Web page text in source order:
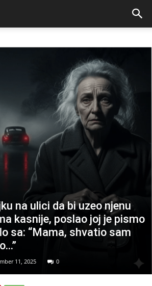
na ulici da bi uzeo njenu
kasnije, poslao joj je pismo
sa: “Mama, shvatio sam
11, 2025 0